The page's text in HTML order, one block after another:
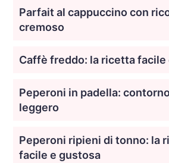
Parfait al cappuccino con
cremoso
Caffè freddo: la ricetta
Peperoni in padella:
leggero
Peperoni ripieni di tonno: la
facile e gustosa